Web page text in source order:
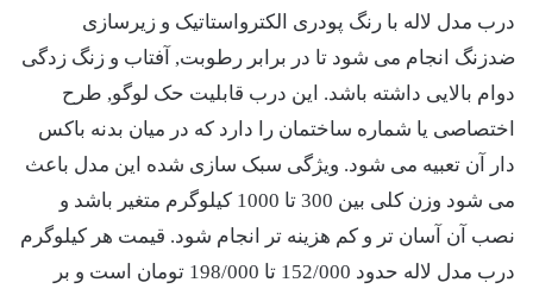
درب مدل لاله با رنگ پودری الکترواستاتیک و زیرسازی
ضدزنگ انجام می شود تا در برابر رطوبت, آفتاب و زنگ زدگی
دوام بالایی داشته باشد. این درب قابلیت حک لوگو, طرح
اختصاصی یا شماره ساختمان را دارد که در میان بدنه باکس
دار آن تعبیه می شود. ویژگی سبک سازی شده این مدل باعث
می شود وزن کلی بین 300 تا 1000 کیلوگرم متغیر باشد و
نصب آن آسان تر و کم هزینه تر انجام شود. قیمت هر کیلوگرم
درب مدل لاله حدود 152/000 تا 198/000 تومان است و بر